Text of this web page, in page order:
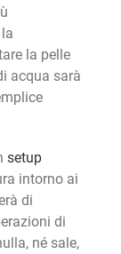
la pelle
acqua sarà
setup
intorno ai
di
di
né sale,